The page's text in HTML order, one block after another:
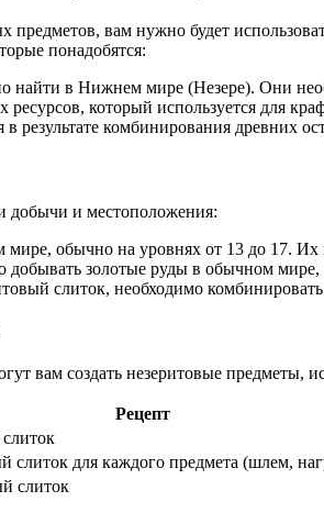
предметов, вам нужно будет
понадобятся:
найти в Нижнем мире (Незере). Они
ресурсов, который используется для
результате комбинирования древних
добычи и местоположения:
обычно на уровнях от 13 до 17.
добывать золотые руды в обычном
слиток, необходимо
вам создать незеритовые предметы,
Рецепт
слиток для каждого предмета (шлем,
слиток